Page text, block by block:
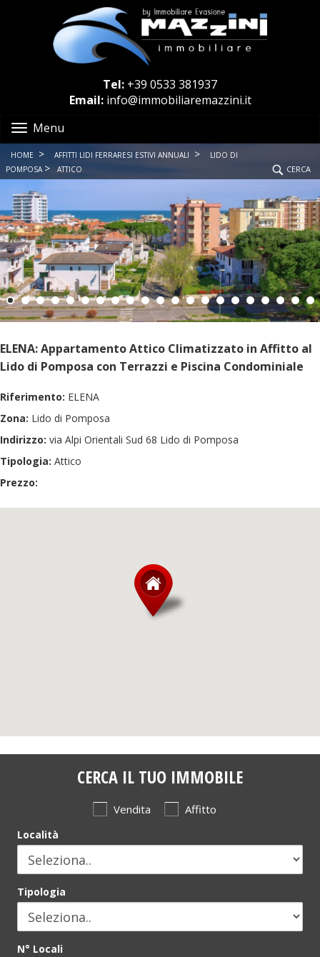
Tel: +39 0533 381937
Email: info@immobiliaremazzini.it
Menu
HOME > AFFITTI LIDI FERRARESI ESTIVI ANNUALI >
LIDO DI
POMPOSA > ATTICO CERCA
ELENA: Appartamento Attico Climatizzato in Affitto al
Lido di Pomposa con Terrazzi e Piscina Condominiale
Riferimento: ELENA
Zona: Lido di Pomposa
Indirizzo: via Alpi Orientali Sud 68 Lido di Pomposa
Tipologia: Attico
Prezzo:
CERCA IL TUO IMMOBILE
Vendita Affitto
Località
Tipologia
N° Locali